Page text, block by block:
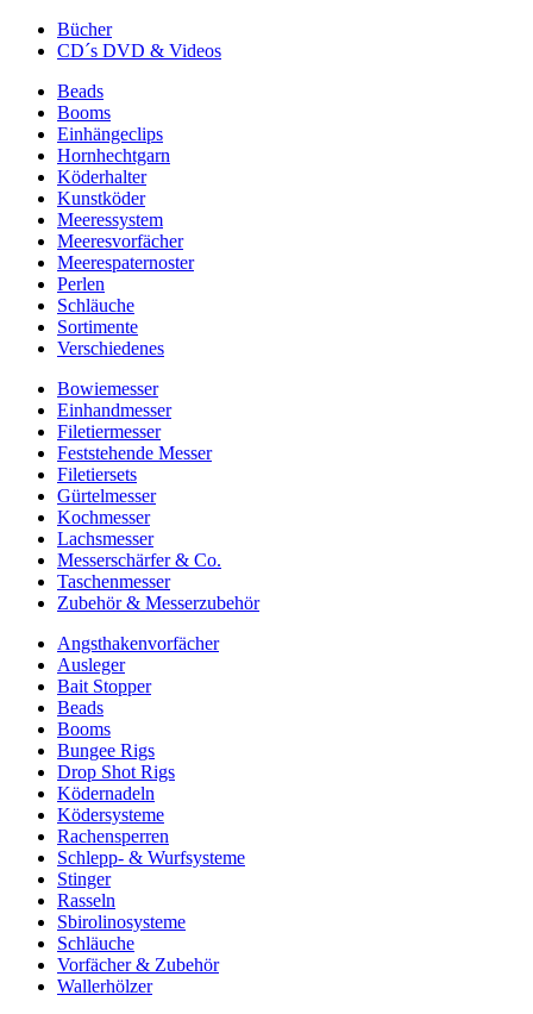
Bücher
CD´s DVD & Videos
Beads
Booms
Einhängeclips
Hornhechtgarn
Köderhalter
Kunstköder
Meeressystem
Meeresvorfächer
Meerespaternoster
Perlen
Schläuche
Sortimente
Verschiedenes
Bowiemesser
Einhandmesser
Filetiermesser
Feststehende Messer
Filetiersets
Gürtelmesser
Kochmesser
Lachsmesser
Messerschärfer & Co.
Taschenmesser
Zubehör & Messerzubehör
Angsthakenvorfächer
Ausleger
Bait Stopper
Beads
Booms
Bungee Rigs
Drop Shot Rigs
Ködernadeln
Ködersysteme
Rachensperren
Schlepp- & Wurfsysteme
Stinger
Rasseln
Sbirolinosysteme
Schläuche
Vorfächer & Zubehör
Wallerhölzer